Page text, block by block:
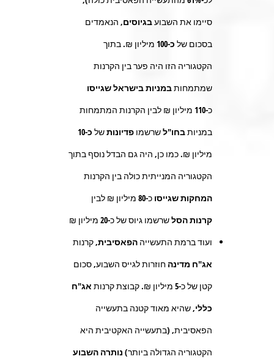
סיימו את השבועבגיוסים, הנאמדים
בסכום של כ-100
מיליון ₪. בתוך
הקטגוריה הזו היה פער בין הקרנות
שמתמחותבמניותבישראל שגייסו
כ-110 מיליון ₪ לבין הקרנות המתמחות
במניותבחו"לשרשמו פדיונותשל כ-10
מיליון ₪. כמו כן, היה גם הבדל נוסף בתוך
הקטגוריה המנייתית כולה בין הקרנות
המחקותשגייסו כ-80 מיליון ₪ לבין
קרנות הסלשרשמו גיוס של כ-20 מיליון ₪
ועוד ברמת התעשייה הפאסיבית, קרנות
אג"ח מדינה חוזרות לגייס השבוע, סכום
קטן של כ-5 מיליון ₪. קבוצת קרנות אג"ח
כללי, שהיא מאוד קטנה בתעשייה
הפאסיבית, (בתעשייה האקטיבית היא
הקטגוריה הגדולה ביותר) נותרה השבוע